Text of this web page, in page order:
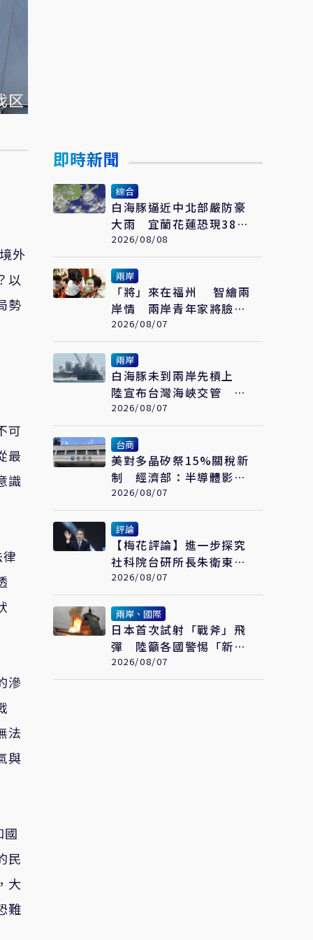
外
以
勢
可
最
識
滲
法
與
國
民
大
難
即時新聞
綜合
白海豚逼近中北部嚴防豪
大雨 宜蘭花蓮恐現38度
極端高溫
2026/08/08
兩岸
「將」來在福州 智繪兩
岸情 兩岸青年家將臉譜
繪畫大賽在福州開幕
2026/08/07
兩岸
白海豚未到兩岸先槓上
陸宣布台灣海峽交管 陸
委會：不勞費心
2026/08/07
台商
美對多晶矽祭15%關稅新
制 經濟部：半導體影響
可控、太陽能產業衝擊有
限
2026/08/07
評論
【梅花評論】進一步探究
社科院台研所長朱衛東的
「不統而統」
2026/08/07
兩岸、國際
日本首次試射「戰斧」飛
彈 陸籲各國警惕「新型
軍國主義」發展
2026/08/07